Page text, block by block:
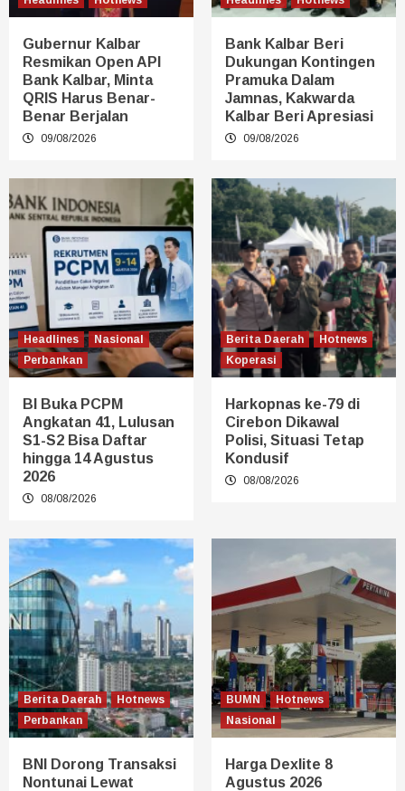
Gubernur Kalbar
Resmikan Open API
Bank Kalbar, Minta
QRIS Harus Benar-
Benar Berjalan
09/08/2026
Bank Kalbar Beri
Dukungan Kontingen
Pramuka Dalam
Jamnas, Kakwarda
Kalbar Beri Apresiasi
09/08/2026
Headlines
Nasional
Perbankan
BI Buka PCPM
Angkatan 41, Lulusan
S1-S2 Bisa Daftar
hingga 14 Agustus
2026
08/08/2026
Berita Daerah
Hotnews
Koperasi
Harkopnas ke-79 di
Cirebon Dikawal
Polisi, Situasi Tetap
Kondusif
08/08/2026
Berita Daerah
Hotnews
Perbankan
BNI Dorong Transaksi
Nontunai Lewat
BUMN
Hotnews
Nasional
Harga Dexlite 8
Agustus 2026